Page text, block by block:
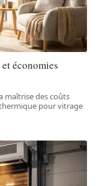
économies
maîtrise des coûts
pour vitrage